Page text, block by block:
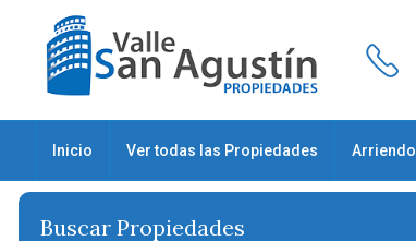
Inicio Ver todas las Propiedades Arriendo